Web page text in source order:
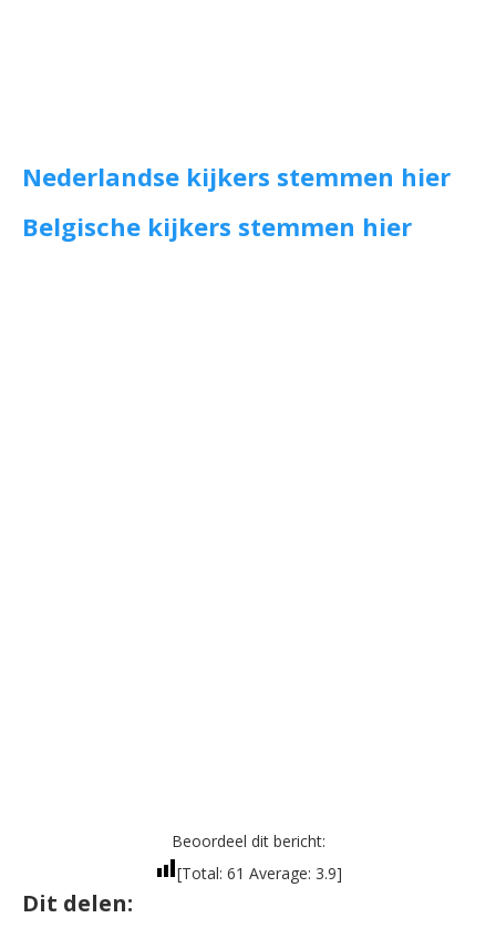
Nederlandse kijkers stemmen hier
Belgische kijkers stemmen hier
Beoordeel dit bericht:
[Total: 61 Average: 3.9]
Dit delen: